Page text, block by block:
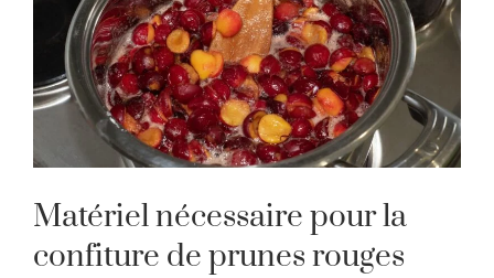
Matériel nécessaire pour la
confiture de prunes rouges